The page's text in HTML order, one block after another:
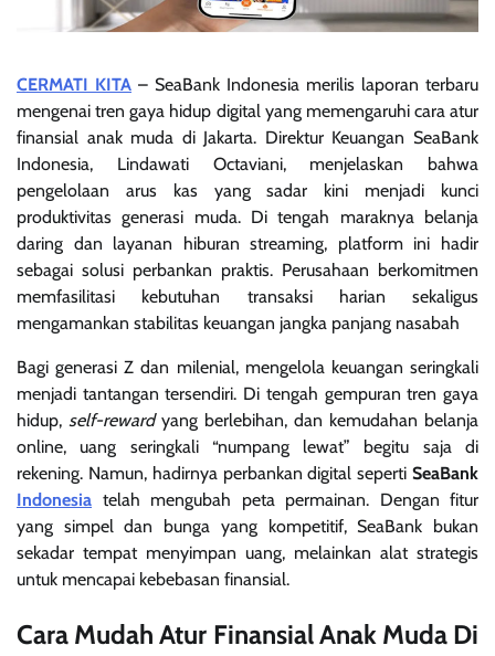
CERMATI KITA – SeaBank Indonesia merilis laporan terbaru
mengenai tren gaya hidup digital yang memengaruhi cara atur
finansial anak muda di Jakarta. Direktur Keuangan SeaBank
Indonesia, Lindawati Octaviani, menjelaskan bahwa
pengelolaan arus kas yang sadar kini menjadi kunci
produktivitas generasi muda. Di tengah maraknya belanja
daring dan layanan hiburan streaming, platform ini hadir
sebagai solusi perbankan praktis. Perusahaan berkomitmen
memfasilitasi kebutuhan transaksi harian sekaligus
mengamankan stabilitas keuangan jangka panjang nasabah
Bagi generasi Z dan milenial, mengelola keuangan seringkali
menjadi tantangan tersendiri. Di tengah gempuran tren gaya
hidup, self-rewardyang berlebihan, dan kemudahan belanja
online, uang seringkali “numpang lewat” begitu saja di
rekening. Namun, hadirnya perbankan digital seperti SeaBank
Indonesia telah mengubah peta permainan. Dengan fitur
yang simpel dan bunga yang kompetitif, SeaBank bukan
sekadar tempat menyimpan uang, melainkan alat strategis
untuk mencapai kebebasan finansial.
Cara Mudah Atur Finansial Anak Muda Di